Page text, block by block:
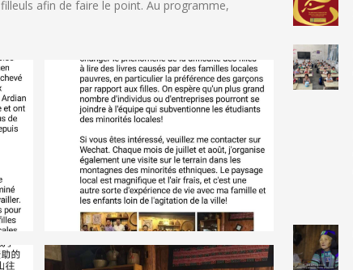
afin de faire le point. Au programme,